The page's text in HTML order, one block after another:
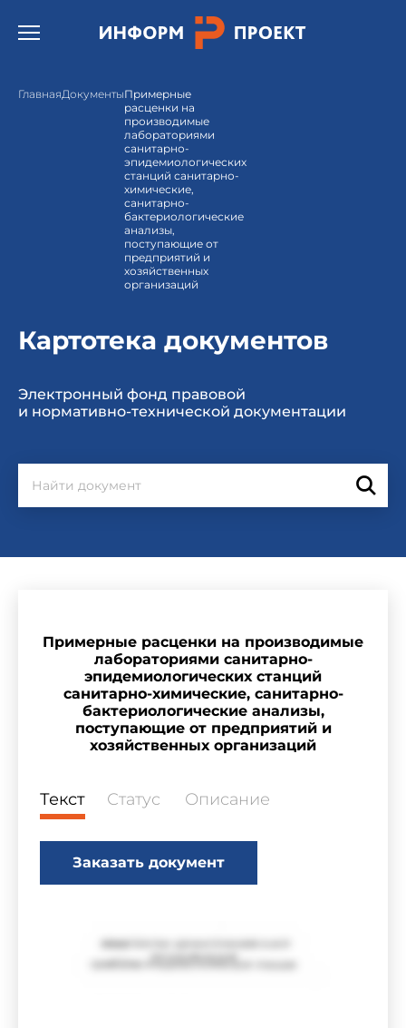
Открыть бургер меню.
ГлавнаяДокументыПримерные
расценки на
производимые
лабораториями
санитарно-
эпидемиологических
станций санитарно-
химические,
санитарно-
бактериологические
анализы,
поступающие от
предприятий и
хозяйственных
организаций
Картотека документов
Электронный фонд правовой
и нормативно-технической документации
Примерные расценки на производимые
лабораториями санитарно-
эпидемиологических станций
санитарно-химические, санитарно-
бактериологические анализы,
поступающие от предприятий и
хозяйственных организаций
Текст Статус Описание
Заказать документ